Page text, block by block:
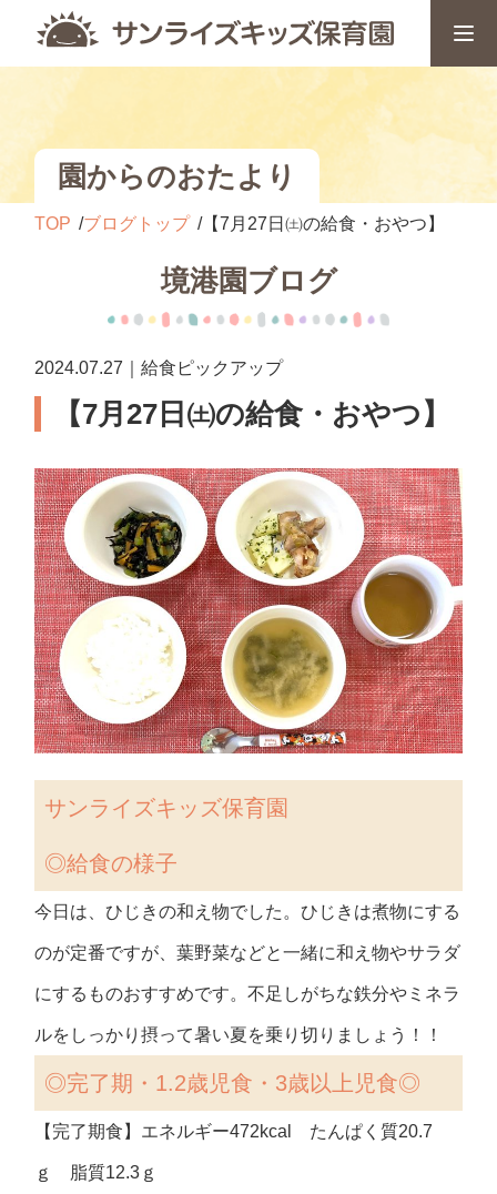
園からのおたより
TOP ブログトップ 【7月27日㈯の給食・おやつ】
境港園ブログ
2024.07.27｜給食ピックアップ
【7月27日㈯の給食・おやつ】
サンライズキッズ保育園
◎給食の様子
今日は、ひじきの和え物でした。ひじきは煮物にする
のが定番ですが、葉野菜などと一緒に和え物やサラダ
にするものおすすめです。不足しがちな鉄分やミネラ
ルをしっかり摂って暑い夏を乗り切りましょう！！
◎完了期・1.2歳児食・3歳以上児食◎
【完了期食】エネルギー472kcal たんぱく質20.7
ｇ 脂質12.3ｇ